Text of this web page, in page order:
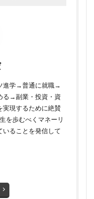
進学→普通に就職→
る→副業・投資・資
現するために絶賛
を歩むべくマネーリ
いることを発信して